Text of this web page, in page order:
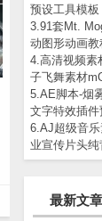
预设工具模
3.91套Mt.
动图形动画
4.高清视频素
子飞舞素材
5.AE脚本-烟
文字特效插件
6.AJ超级音
业宣传片头纯
最新文章